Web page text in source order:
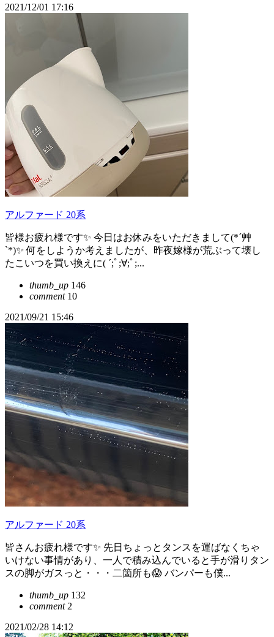
2021/12/01 17:16
アルファード 20系
皆様お疲れ様です✨ 今日はお休みをいただきまして(*´艸
`*)✨ 何をしようか考えましたが、昨夜嫁様が荒ぶって壊し
たこいつを買い換えに( ´;ﾟ;∀;ﾟ;...
thumb_up 146
comment10
2021/09/21 15:46
アルファード 20系
皆さんお疲れ様です✨ 先日ちょっとタンスを運ばなくちゃ
いけない事情があり、一人で積み込んでいると手が滑りタン
スの脚がガスっと・・・二箇所も😱 バンパーも僕...
thumb_up 132
comment2
2021/02/28 14:12